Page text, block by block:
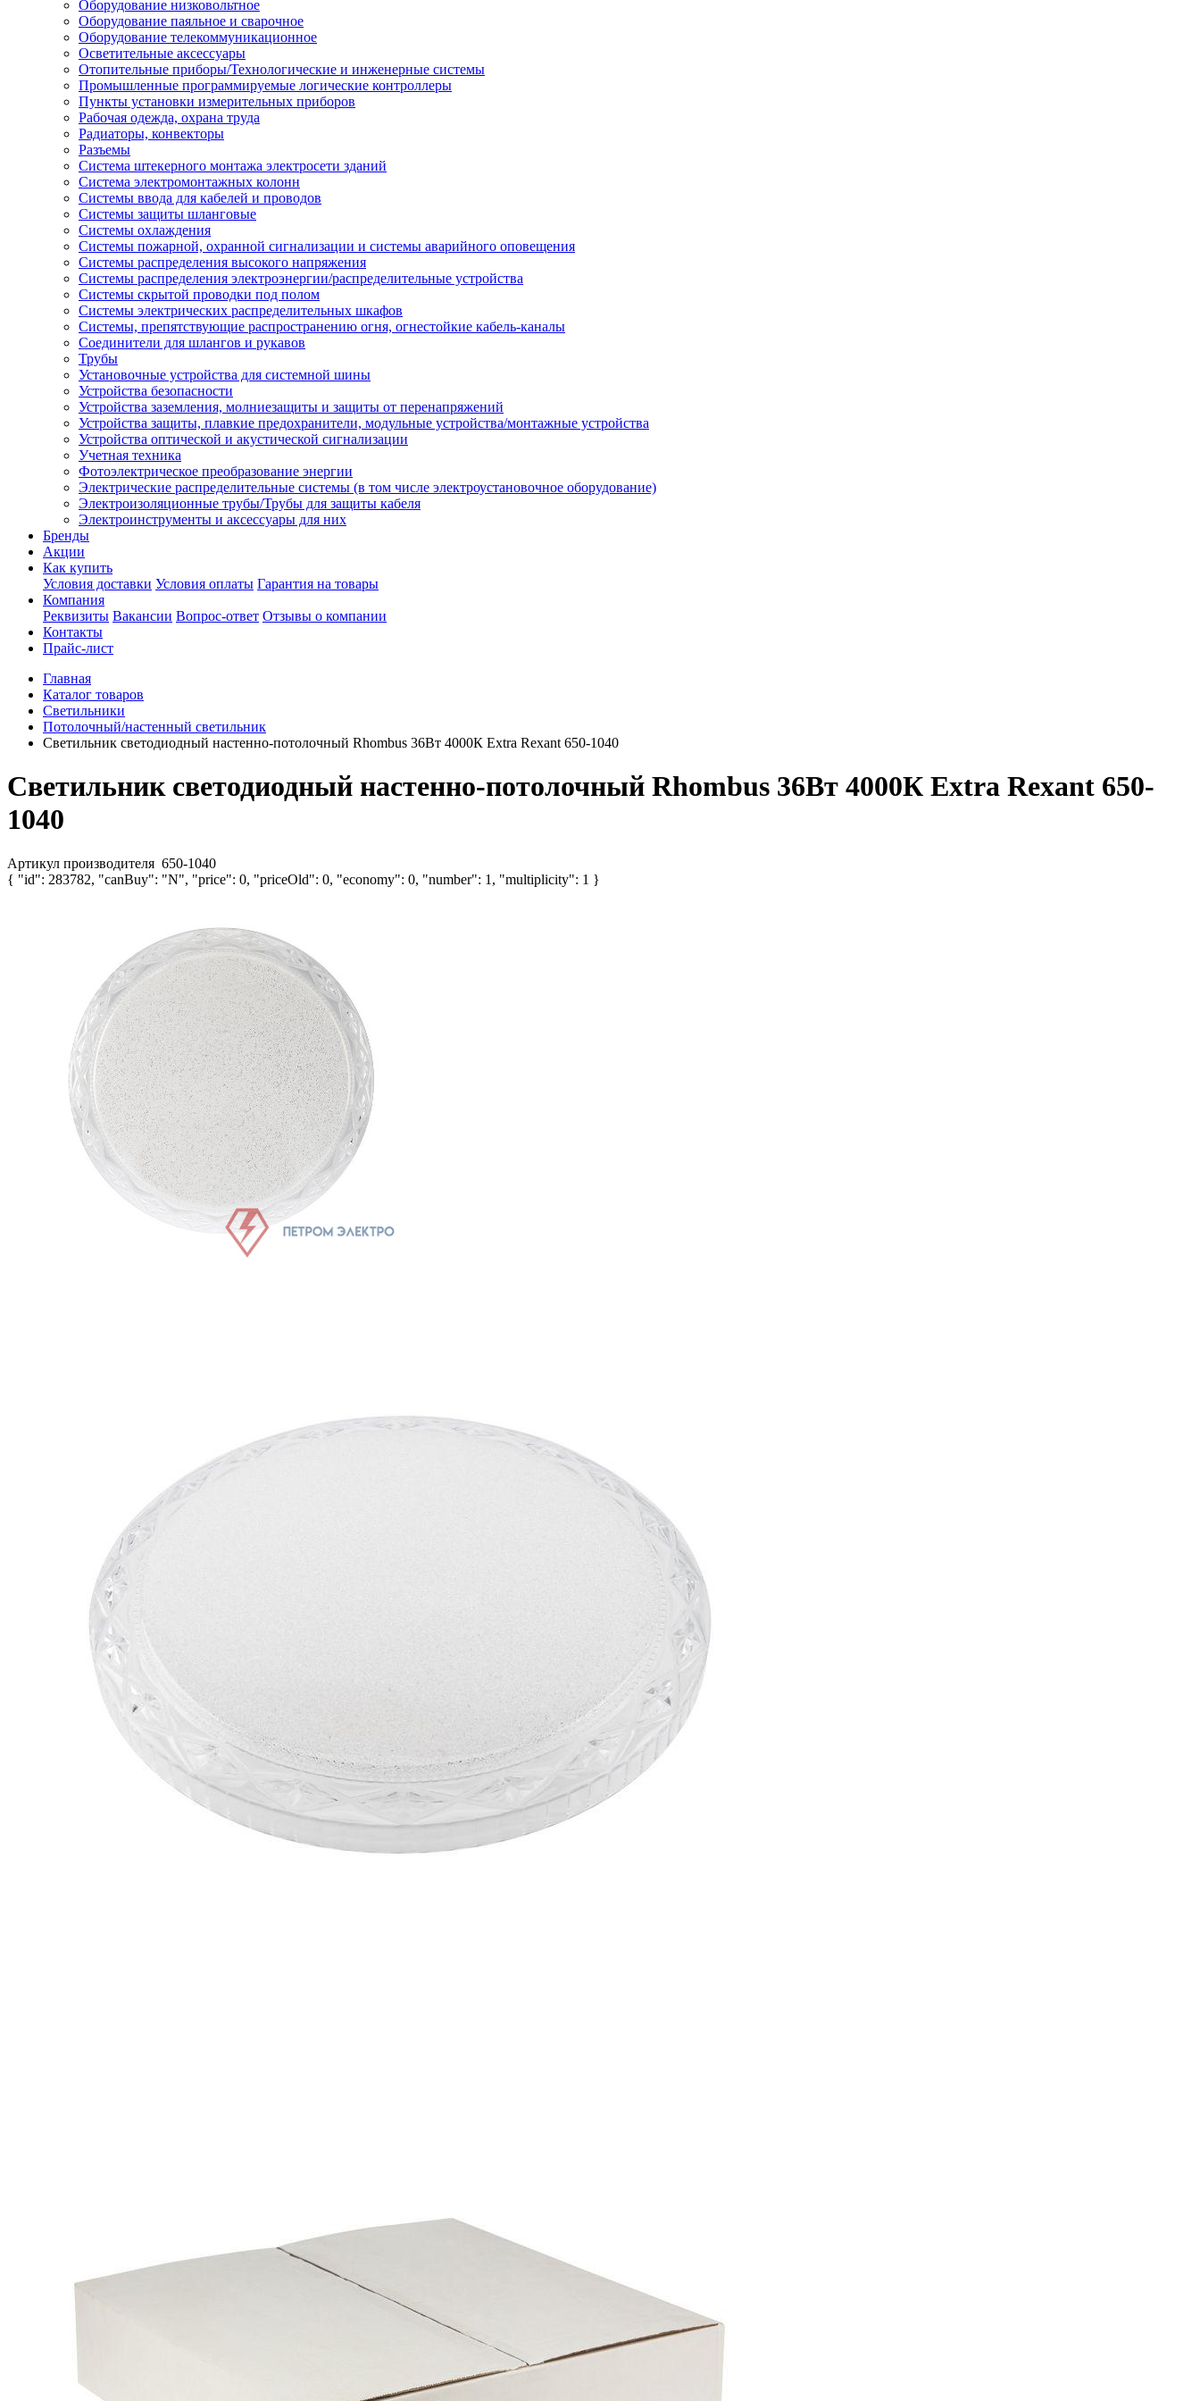
Оборудование низковольтное
Оборудование паяльное и сварочное
Оборудование телекоммуникационное
Осветительные аксессуары
Отопительные приборы/Технологические и инженерные системы
Промышленные программируемые логические контроллеры
Пункты установки измерительных приборов
Рабочая одежда, охрана труда
Радиаторы, конвекторы
Разъемы
Система штекерного монтажа электросети зданий
Система электромонтажных колонн
Системы ввода для кабелей и проводов
Системы защиты шланговые
Системы охлаждения
Системы пожарной, охранной сигнализации и системы аварийного оповещения
Системы распределения высокого напряжения
Системы распределения электроэнергии/распределительные устройства
Системы скрытой проводки под полом
Системы электрических распределительных шкафов
Системы, препятствующие распространению огня, огнестойкие кабель-каналы
Соединители для шлангов и рукавов
Трубы
Установочные устройства для системной шины
Устройства безопасности
Устройства заземления, молниезащиты и защиты от перенапряжений
Устройства защиты, плавкие предохранители, модульные устройства/монтажные устройства
Устройства оптической и акустической сигнализации
Учетная техника
Фотоэлектрическое преобразование энергии
Электрические распределительные системы (в том числе электроустановочное оборудование)
Электроизоляционные трубы/Трубы для защиты кабеля
Электроинструменты и аксессуары для них
Бренды
Акции
Как купить
Условия доставки Условия оплаты Гарантия на товары
Компания
Реквизиты Вакансии Вопрос-ответ Отзывы о компании
Контакты
Прайс-лист
Главная
Каталог товаров
Светильники
Потолочный/настенный светильник
Светильник светодиодный настенно-потолочный Rhombus 36Вт 4000К Extra Rexant 650-1040
Светильник светодиодный настенно-потолочный Rhombus 36Вт 4000К Extra Rexant 650-
1040
Артикул производителя 650-1040
{ "id": 283782, "canBuy": "N", "price": 0, "priceOld": 0, "economy": 0, "number": 1, "multiplicity": 1 }